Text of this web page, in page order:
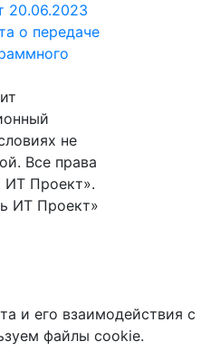
20.06.2023
о передаче
не
Все права
ИТ Проект».
ИТ Проект»
и его взаимодействия с
файлы cookie.